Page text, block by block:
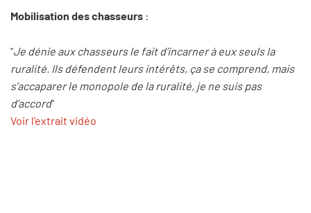
Mobilisation des chasseurs :
"Je dénie aux chasseurs le fait d’incarner à eux seuls la
ruralité. Ils défendent leurs intérêts, ça se comprend, mais
s’accaparer le monopole de la ruralité, je ne suis pas
d’accord"
Voir l'extrait vidéo